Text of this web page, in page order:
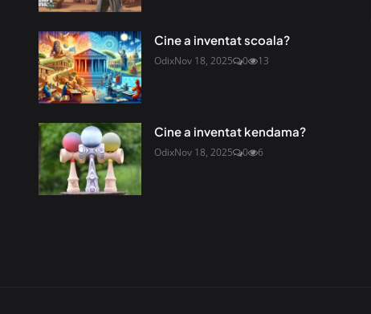
Cine a inventat scoala?
OdixNov 18, 2025 0 13
Cine a inventat kendama?
OdixNov 18, 2025 0 6